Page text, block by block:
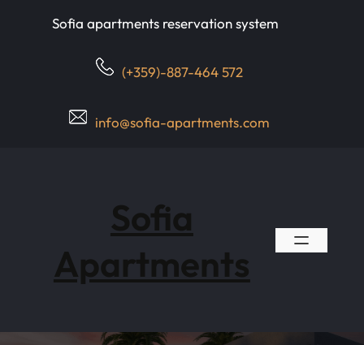
Sofia apartments reservation system
(+359)-887-464 572
info@sofia-apartments.com
Sofia
Apartments